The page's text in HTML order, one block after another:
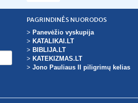
PAGRINDINĖS NUORODOS
> Panevėžio vyskupija
> KATALIKAI.LT
> BIBLIJA.LT
> KATEKIZMAS.LT
> Jono Pauliaus II piligrimų kelias